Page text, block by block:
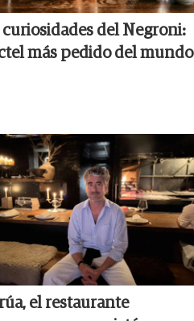
curiosidades del Negroni:
más pedido del mundo
el restaurante